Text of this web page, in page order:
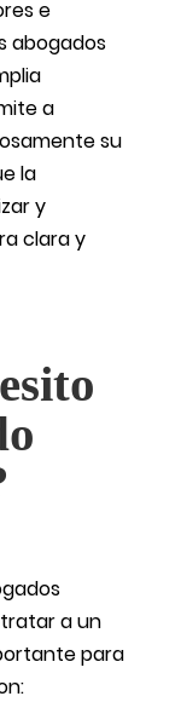
e
abogados
a
su
la
y
clara y
a un
para